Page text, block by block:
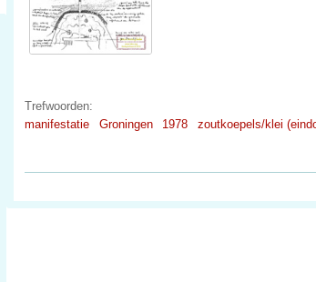
Trefwoorden:
manifestatie
Groningen 1978 zoutkoepels/klei